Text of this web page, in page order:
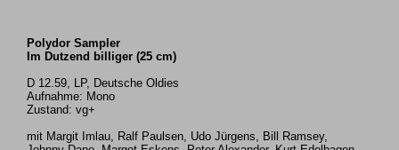
Polydor Sampler
Im Dutzend billiger (25 cm)
D 12.59, LP, Deutsche Oldies
Aufnahme: Mono
Zustand: vg+
mit Margit Imlau, Ralf Paulsen, Udo Jürgens, Bill Ramsey,